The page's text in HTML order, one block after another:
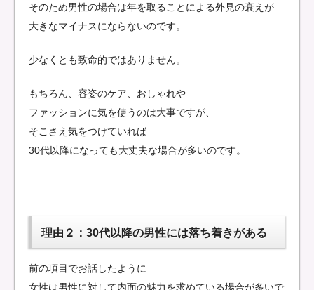
そのため男性の場合は年を取ることによる外見の衰えが
大きなマイナスにならないのです。
少なくとも致命的ではありません。
もちろん、容姿のケア、おしゃれや
ファッションに気を使うのは大事ですが、
そこさえ気をつけていれば
30代以降になっても大丈夫な場合が多いのです。
理由２：30代以降の男性には落ち着きがある
前の項目でお話したように
女性は男性に対して内面の魅力を求めている場合が多いで